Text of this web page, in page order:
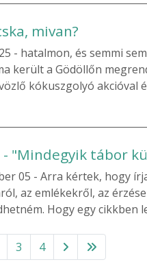
mivan?
hatalmon, és semmi
került a Gödöllőn
kókuszgolyó akcióval
- "Mindegyik tábor
05 Arra kértek, hogy
az emlékekről, az
Hogy egy cikkben
3 4